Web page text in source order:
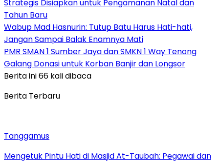
Strategis Disiapkan untuk Pengamanan Natal dan
Tahun Baru
Wabup Mad Hasnurin: Tutup Batu Harus Hati-hati,
Jangan Sampai Balak Enamnya Mati
PMR SMAN 1 Sumber Jaya dan SMKN 1 Way Tenong
Galang Donasi untuk Korban Banjir dan Longsor
Berita ini 66 kali dibaca
Berita Terbaru
Tanggamus
Mengetuk Pintu Hati di Masjid At-Taubah: Pegawai dan